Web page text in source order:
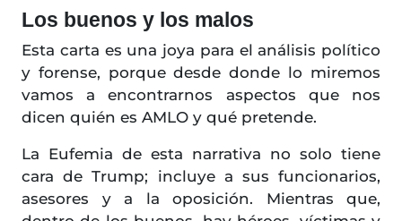
Los buenos y los malos
Esta carta es una joya para el análisis político
y forense, porque desde donde lo miremos
vamos a encontrarnos aspectos que nos
dicen quién es AMLO y qué pretende.
La Eufemia de esta narrativa no solo tiene
cara de Trump; incluye a sus funcionarios,
asesores y a la oposición. Mientras que,